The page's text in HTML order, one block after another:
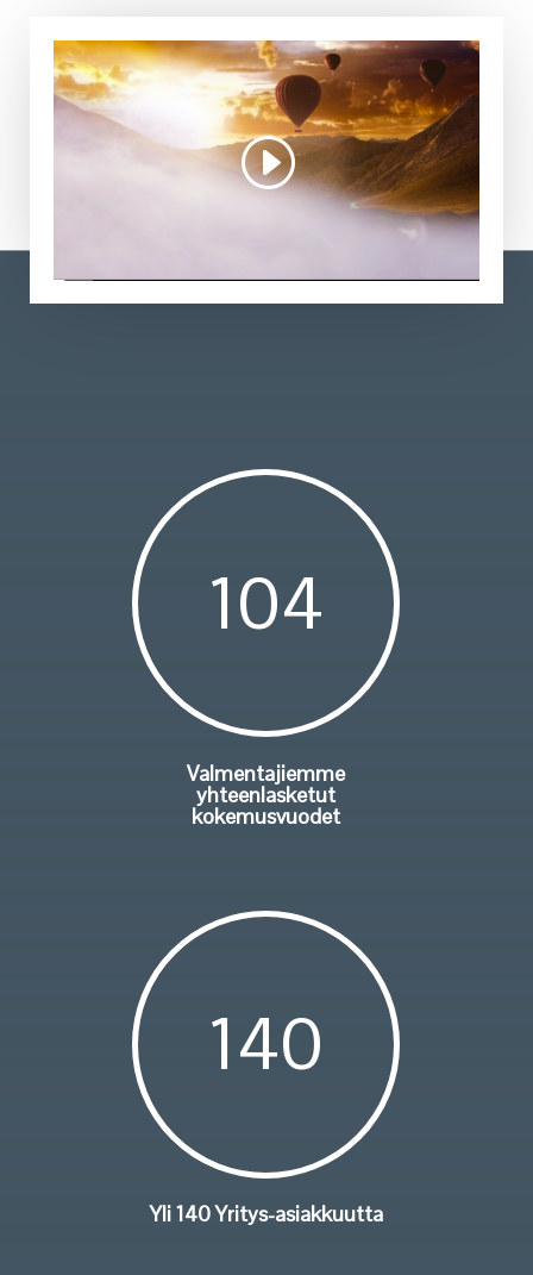
104
Valmentajiemme
yhteenlasketut
kokemusvuodet
140
Yli 140 Yritys-asiakkuutta